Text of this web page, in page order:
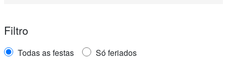
Filtro
Todas as festas Só feriados